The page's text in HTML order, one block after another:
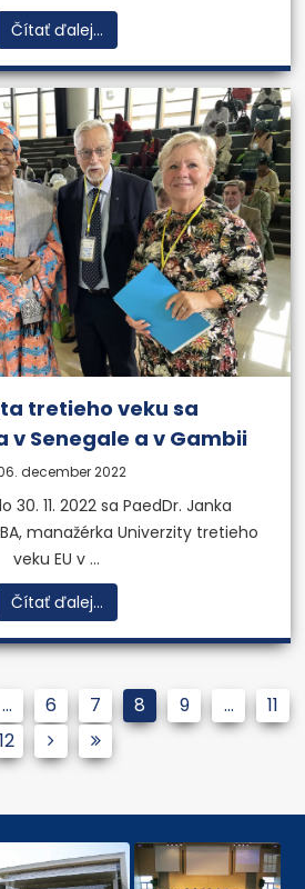
Čítať ďalej...
tretieho veku sa
v Senegale a v Gambii
december 2022
30. 11. 2022 sa PaedDr. Janka
manažérka Univerzity tretieho
veku EU v ...
Čítať ďalej...
... 6 7 8 9 ...
11
12